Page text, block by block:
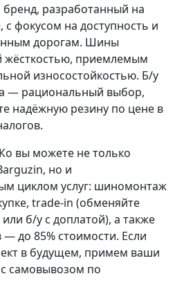
разработанный на
фокусом на доступность и
дорогам. Шины
жёсткостью, приемлемым
износостойкостью. Б/у
— рациональный выбор,
надёжную резину по цене в
вы можете не только
но и
циклом услуг: шиномонтаж
trade-in (обменяйте
б/у с доплатой), а также
до 85% стоимости. Если
в будущем, примем ваши
самовывозом по